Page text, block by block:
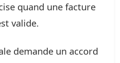
quand une facture
valide.
demande un accord